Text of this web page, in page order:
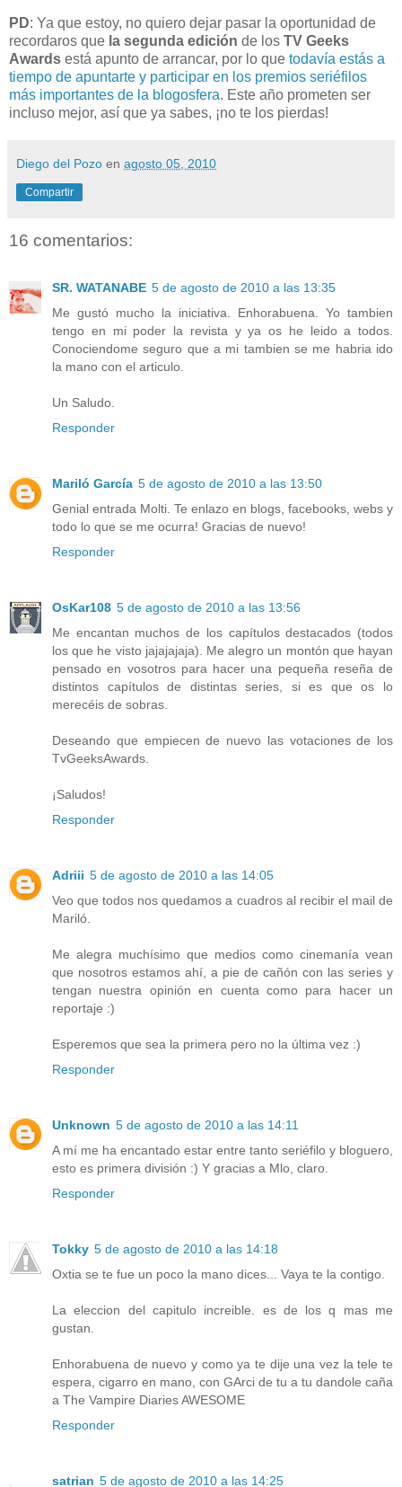
PD: Ya que estoy, no quiero dejar pasar la oportunidad de
recordaros que la segunda edición de los TV Geeks
Awards está apunto de arrancar, por lo que todavía estás a
tiempo de apuntarte y participar en los premios seriéfilos
más importantes de la blogosfera. Este año prometen ser
incluso mejor, así que ya sabes, ¡no te los pierdas!
Diego del Pozo en agosto 05, 2010
Compartir
16 comentarios:
SR. WATANABE 5 de agosto de 2010 a las 13:35
Me gustó mucho la iniciativa. Enhorabuena. Yo tambien
tengo en mi poder la revista y ya os he leido a todos.
Conociendome seguro que a mi tambien se me habria ido
la mano con el articulo.
Un Saludo.
Responder
Mariló García 5 de agosto de 2010 a las 13:50
Genial entrada Molti. Te enlazo en blogs, facebooks, webs y
todo lo que se me ocurra! Gracias de nuevo!
Responder
OsKar108 5 de agosto de 2010 a las 13:56
Me encantan muchos de los capítulos destacados (todos
los que he visto jajajajaja). Me alegro un montón que hayan
pensado en vosotros para hacer una pequeña reseña de
distintos capítulos de distintas series, si es que os lo
merecéis de sobras.
Deseando que empiecen de nuevo las votaciones de los
TvGeeksAwards.
¡Saludos!
Responder
Adriii 5 de agosto de 2010 a las 14:05
Veo que todos nos quedamos a cuadros al recibir el mail de
Mariló.
Me alegra muchísimo que medios como cinemanía vean
que nosotros estamos ahí, a pie de cañón con las series y
tengan nuestra opinión en cuenta como para hacer un
reportaje :)
Esperemos que sea la primera pero no la última vez :)
Responder
Unknown 5 de agosto de 2010 a las 14:11
A mí me ha encantado estar entre tanto seriéfilo y bloguero,
esto es primera división :) Y gracias a Mlo, claro.
Responder
Tokky 5 de agosto de 2010 a las 14:18
Oxtia se te fue un poco la mano dices... Vaya te la contigo.
La eleccion del capitulo increible. es de los q mas me
gustan.
Enhorabuena de nuevo y como ya te dije una vez la tele te
espera, cigarro en mano, con GArci de tu a tu dandole caña
a The Vampire Diaries AWESOME
Responder
satrian 5 de agosto de 2010 a las 14:25